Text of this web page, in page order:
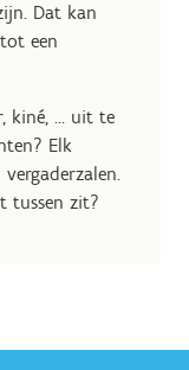
Dat kan
een
kiné, ... uit te
Elk
tussen zit?